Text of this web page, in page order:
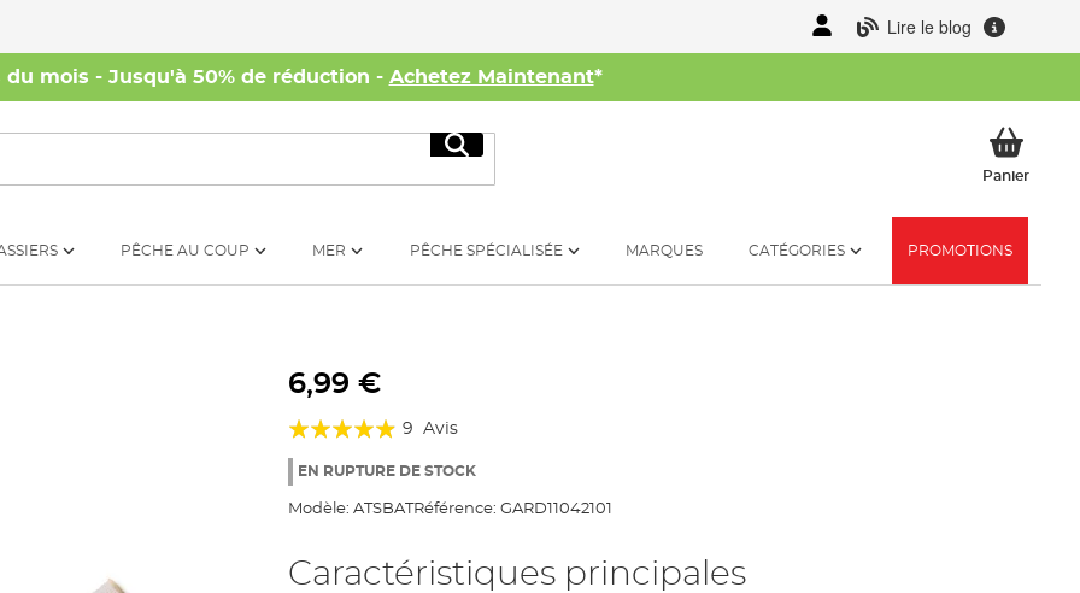
Lire le blog
du mois - Jusqu'à 50% de réduction - Achetez Maintenant*
Rechercher
PanierMon
PÊCHE AU COUP MER PÊCHE SPÉCIALISÉE MARQUES CATÉGORIES PROMOTIONS
6,99 €
Évaluation:
93%
9 Avis
EN RUPTURE DE STOCK
Modèle: ATSBATRéférence: GARD11042101
Caractéristiques principales